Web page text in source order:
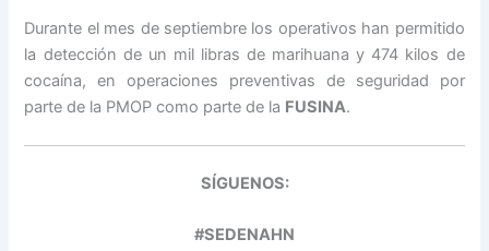
Durante el mes de septiembre los operativos han permitido
la detección de un mil libras de marihuana y 474 kilos de
cocaína, en operaciones preventivas de seguridad por
parte de la PMOP como parte de la FUSINA.
SÍGUENOS:
#SEDENAHN